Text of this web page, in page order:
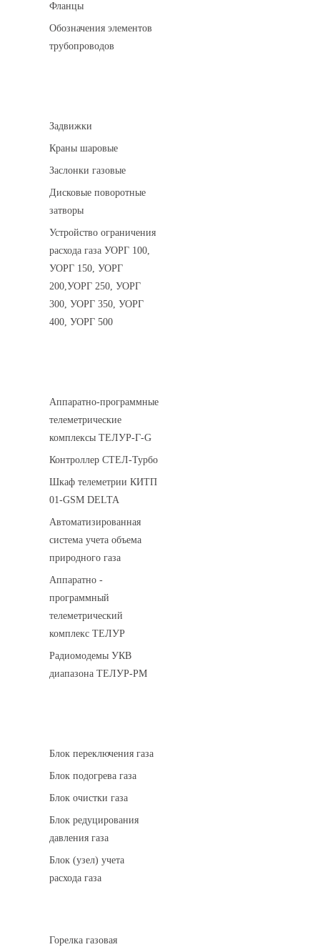
Фланцы
Обозначения элементов
трубопроводов
Задвижки
Краны шаровые
Заслонки газовые
Дисковые поворотные
затворы
Устройство ограничения
расхода газа УОРГ 100,
УОРГ 150, УОРГ
200,УОРГ 250, УОРГ
300, УОРГ 350, УОРГ
400, УОРГ 500
Аппаратно-программные
телеметрические
комплексы ТЕЛУР-Г-G
Контроллер СТЕЛ-Турбо
Шкаф телеметрии КИТП
01-GSM DELTA
Автоматизированная
система учета объема
природного газа
Аппаратно -
программный
телеметрический
комплекс ТЕЛУР
Радиомодемы УКВ
диапазона ТЕЛУР-РМ
Блок переключения газа
Блок подогрева газа
Блок очистки газа
Блок редуцирования
давления газа
Блок (узел) учета
расхода газа
Горелка газовая